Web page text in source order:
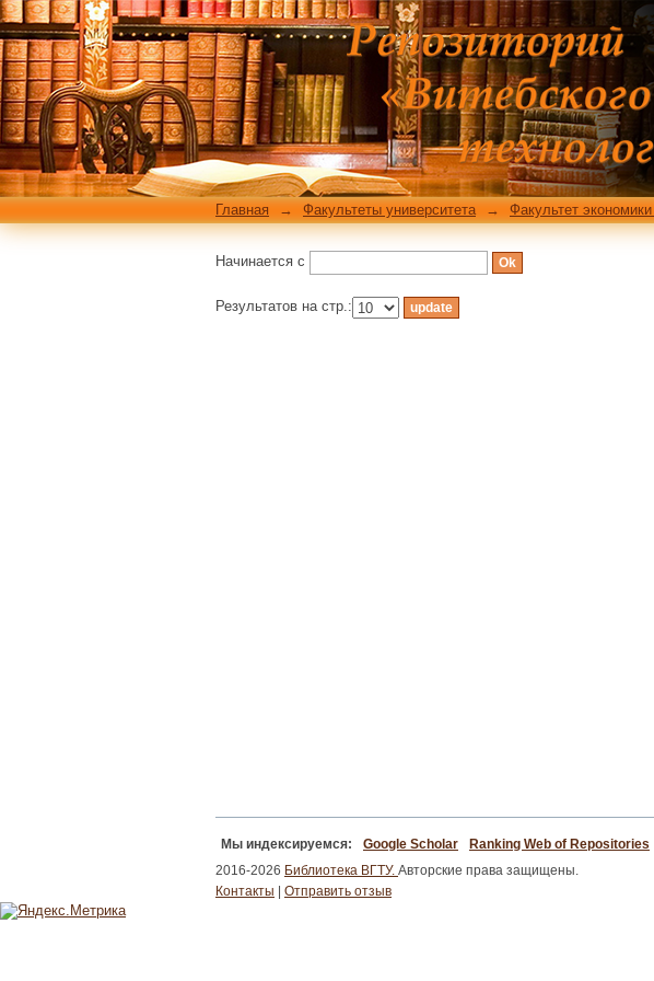
Фильтровать по: Теме
Главная → Факультеты университета → Факультет
Начинается с
Результатов на стр.:
Мы индексируемся: Google Scholar Ranking Web of Repositories
2016-2026 Библиотека ВГТУ. Авторские права защищены.
Контакты
Отправить отзыв